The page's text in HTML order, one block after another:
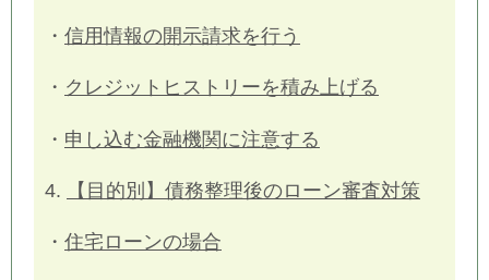
・ 信用情報の開示請求を行う
・ クレジットヒストリーを積み上げる
・ 申し込む金融機関に注意する
4. 【目的別】債務整理後のローン審査対策
・ 住宅ローンの場合